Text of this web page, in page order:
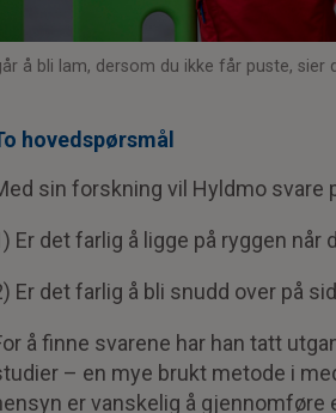
å bli lam, dersom du ikke får puste,
hovedspørsmål
sin forskning vil Hyldmo svare
Er det farlig å ligge på ryggen når
Er det farlig å bli snudd over på
å finne svarene har han tatt
– en mye brukt metode i
er vanskelig å